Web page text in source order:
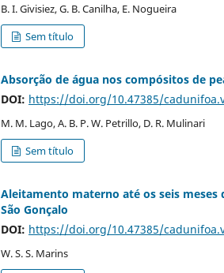
B. I. Givisiez, G. B. Canilha, E. Nogueira
Sem título
Absorção de água nos compósitos de
DOI: https://doi.org/10.47385/
M. M. Lago, A. B. P. W. Petrillo, D. R. Mulinari
Sem título
Aleitamento materno até os seis
São Gonçalo
DOI: https://doi.org/10.47385/
W. S. S. Marins